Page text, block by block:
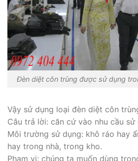
Đèn diệt côn trùng được sử dụng
Vậy sử dụng loại đèn diệt côn
Câu trả lời: căn cứ vào nhu cầu
Môi trường sử dụng: khô ráo hay
hay trong nhà, trong kho.
Phạm vi: chúng ta muốn dùng